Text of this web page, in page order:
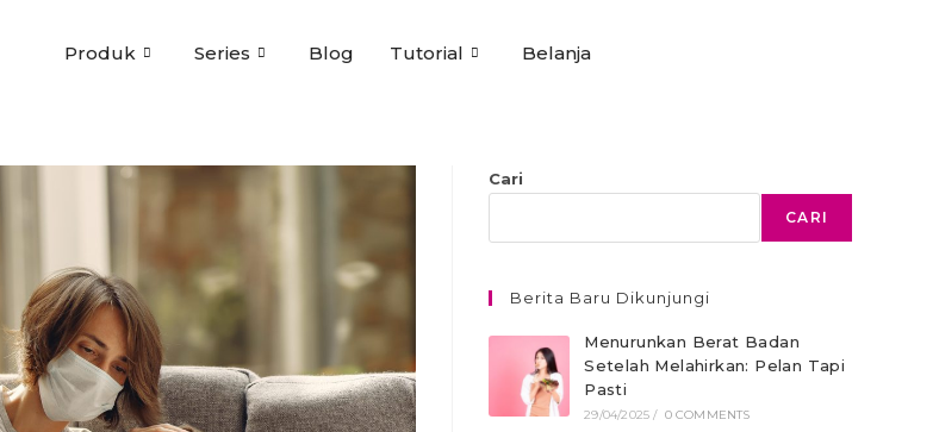
Produk Series Blog Tutorial Belanja
Cari
CARI
Berita Baru Dikunjungi
Menurunkan Berat Badan
Setelah Melahirkan: Pelan Tapi
Pasti
29/04/2025 / 0 COMMENTS